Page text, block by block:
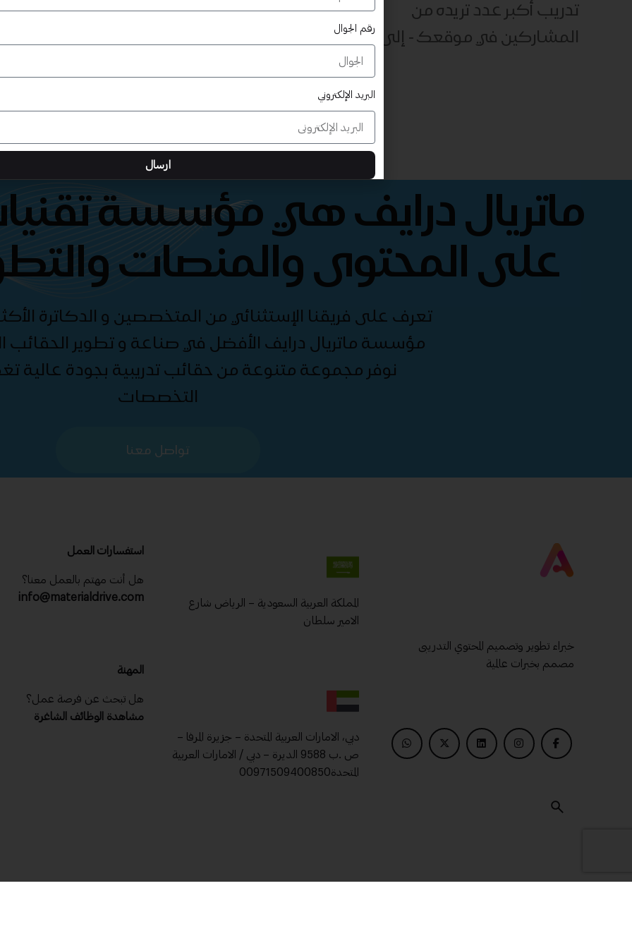
تدريب أكبر عدد تريده من
المشاركين في موقعك - ​​إلى الأبد!
ماتريال درايف هي مؤسسة
على المحتوى والمنصات
تعرف على فريقنا الإستثنائي من المتخصصين و الدكاترة
مؤسسة ماتريال درايف الأفضل في صناعة و تطوير الحقائب
نوفر مجموعة متنوعة من حقائب تدريبية بجودة عالية
التخصصات
تواصل معنا
خبراء تطوير وتصميم المحتوي التدريبى
مصمم بخبرات عالمية
المملكة العربية السعودية – الرياض شارع
الامير سلطان
دبي، الامارات العربية المتحدة – جزيرة المرفا –
ص .ب 9588 الديرة – دبي / الامارات العربية
المتحدة00971509400850
استفسارات العمل
هل أنت مهتم بالعمل معنا؟
info@materialdrive.com
المهنة
هل تبحث عن فرصة عمل؟
مشاهدة الوظائف الشاغرة
رقم الجوال
البريد الإلكتروني
ارسال